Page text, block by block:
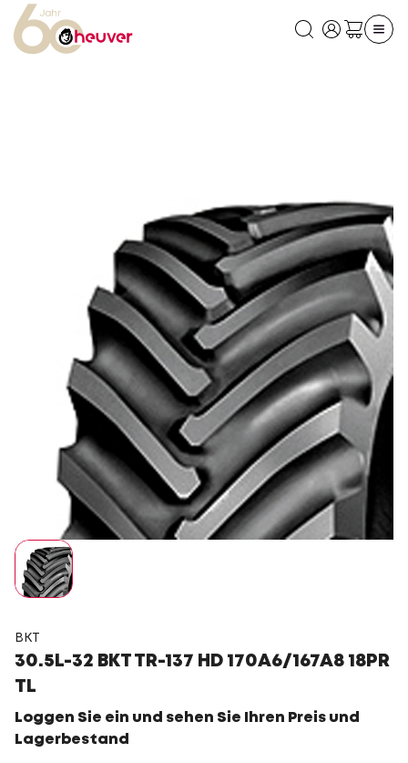
BKT
30.5L-32 BKT TR-137 HD 170A6/167A8 18PR
TL
Loggen Sie ein und sehen Sie Ihren Preis und
Lagerbestand